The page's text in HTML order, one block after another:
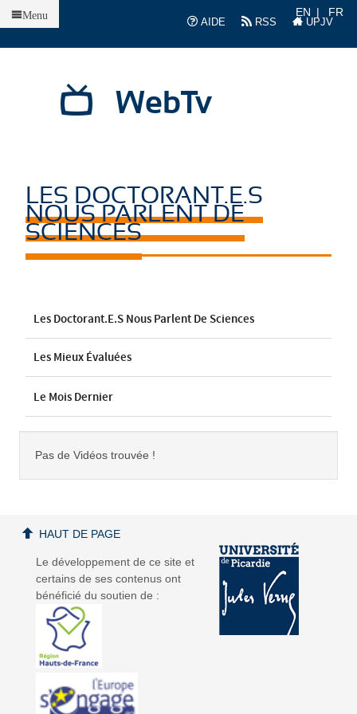
AIDE
RSS UPJV
EN FR
WebTv
Menu
LES DOCTORANT.E.S
NOUS PARLENT DE
SCIENCES
Les Doctorant.e.s Nous Parlent De Sciences
Les Mieux Évaluées
Le Mois Dernier
Pas de Vidéos trouvée !
Le développement de ce site et
certains de ses contenus ont
bénéficié du soutien de :
HAUT DE PAGE